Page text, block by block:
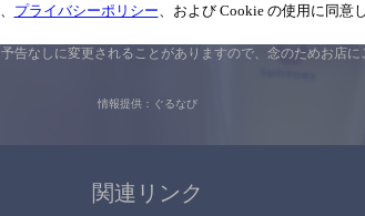
予告なしに変更されることがありますので、 念のためお店に
情報提供：ぐるなび
関連リンク
プライバシーポリシー 、および Cookie の使用に同意